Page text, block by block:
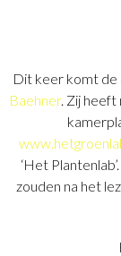
Dit keer komt de
Baehner. Zij heeft
‘Het
zouden na het